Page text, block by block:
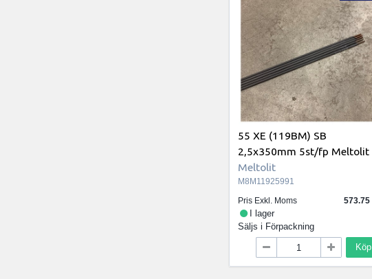
55 XE (119BM) SB
2,5x350mm 5st/fp Meltolit
Meltolit
M8M11925991
Pris Exkl. Moms
573.75
I lager
Säljs i Förpackning
Köp